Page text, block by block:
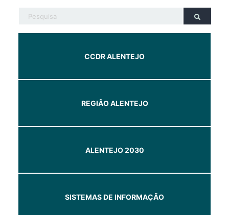
CCDR ALENTEJO
REGIÃO ALENTEJO
ALENTEJO 2030
SISTEMAS DE INFORMAÇÃO